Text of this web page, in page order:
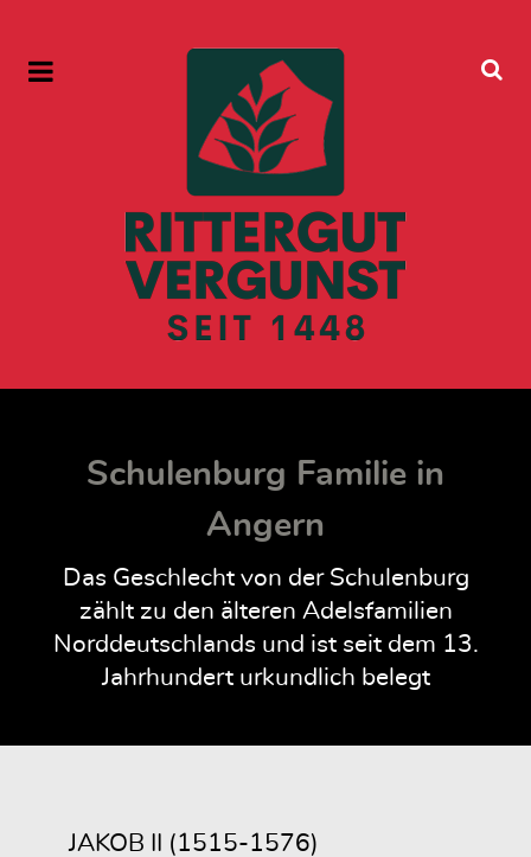
Schulenburg Familie in
Angern
Das Geschlecht von der Schulenburg
zählt zu den älteren Adelsfamilien
Norddeutschlands und ist seit dem 13.
Jahrhundert urkundlich belegt
JAKOB II (1515-1576)